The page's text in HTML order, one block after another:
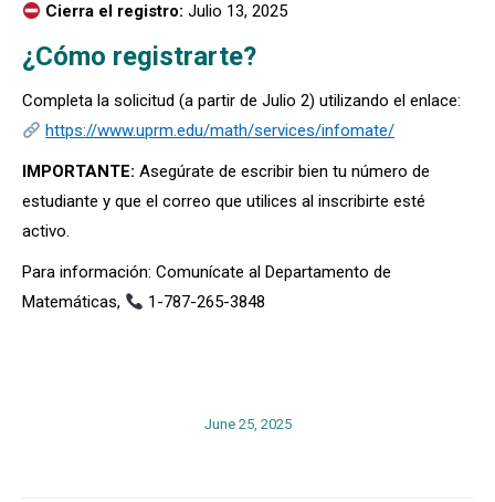
Cierra el registro: Julio 13, 2025
¿Cómo registrarte?
Completa la solicitud (a partir de Julio 2) utilizando el enlace:
https://www.uprm.edu/math/services/infomate/
IMPORTANTE: Asegúrate de escribir bien tu número de
estudiante y que el correo que utilices al inscribirte esté
activo.
Para información: Comunícate al Departamento de
Matemáticas,
1-787-265-3848
June 25, 2025